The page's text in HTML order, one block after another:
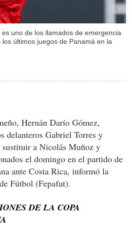
uno de los llamados de emergencia
últimos juegos de Panamá en la
Hernán Darío Gómez,
delanteros Gabriel Torres y
sustituir a Nicolás Muñoz y
el domingo en el partido de
ante Costa Rica, informó la
Fútbol (Fepafut).
DE LA COPA